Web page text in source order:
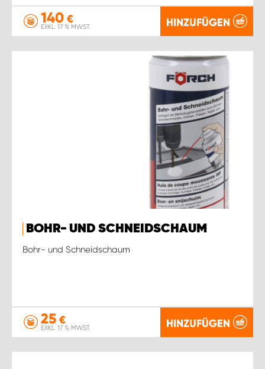
140 €
EXKL. 17 % MWST. HINZUFÜGEN
BOHR- UND SCHNEIDSCHAUM
Bohr- und Schneidschaum
25 €
EXKL. 17 % MWST. HINZUFÜGEN